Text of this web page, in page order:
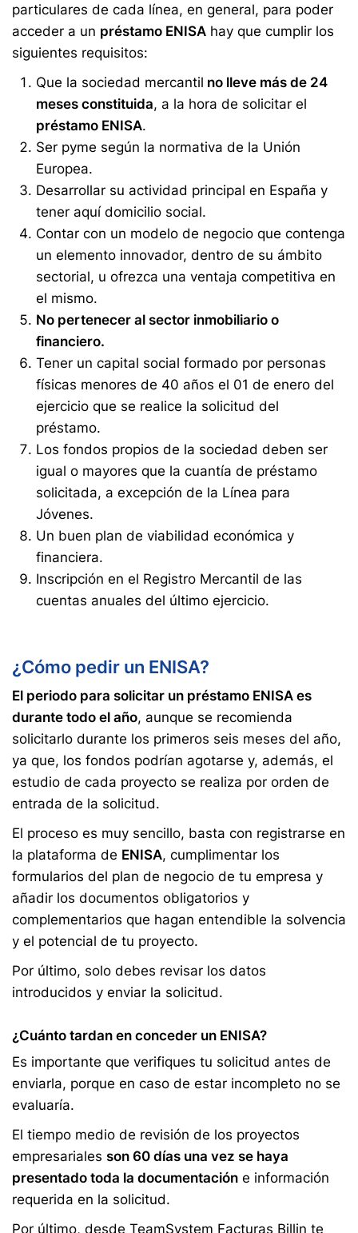
particulares de cada línea, en general, para poder
acceder a un préstamo ENISA hay que cumplir los
siguientes requisitos:
Que la sociedad mercantil no lleve más de 24
meses constituida, a la hora de solicitar el
préstamo ENISA.
Ser pyme según la normativa de la Unión
Europea.
Desarrollar su actividad principal en España y
tener aquí domicilio social.
Contar con un modelo de negocio que contenga
un elemento innovador, dentro de su ámbito
sectorial, u ofrezca una ventaja competitiva en
el mismo.
No pertenecer al sector inmobiliario o
financiero.
Tener un capital social formado por personas
físicas menores de 40 años el 01 de enero del
ejercicio que se realice la solicitud del
préstamo.
Los fondos propios de la sociedad deben ser
igual o mayores que la cuantía de préstamo
solicitada, a excepción de la Línea para
Jóvenes.
Un buen plan de viabilidad económica y
financiera.
Inscripción en el Registro Mercantil de las
cuentas anuales del último ejercicio.
¿Cómo pedir un ENISA?
El periodo para solicitar un préstamo ENISA es
durante todo el año, aunque se recomienda
solicitarlo durante los primeros seis meses del año,
ya que, los fondos podrían agotarse y, además, el
estudio de cada proyecto se realiza por orden de
entrada de la solicitud.
El proceso es muy sencillo, basta con registrarse en
la plataforma de ENISA, cumplimentar los
formularios del plan de negocio de tu empresa y
añadir los documentos obligatorios y
complementarios que hagan entendible la solvencia
y el potencial de tu proyecto.
Por último, solo debes revisar los datos
introducidos y enviar la solicitud.
¿Cuánto tardan en conceder un ENISA?
Es importante que verifiques tu solicitud antes de
enviarla, porque en caso de estar incompleto no se
evaluaría.
El tiempo medio de revisión de los proyectos
empresariales son 60 días una vez se haya
presentado toda la documentación e información
requerida en la solicitud.
Por último, desde TeamSystem Facturas Billin te